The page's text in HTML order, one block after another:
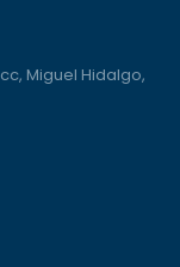
Miguel Hidalgo,